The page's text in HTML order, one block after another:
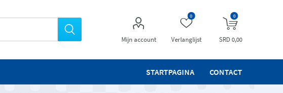
Mijn account Verlanglijst
0 0
SRD 0,00
STARTPAGINA CONTACT